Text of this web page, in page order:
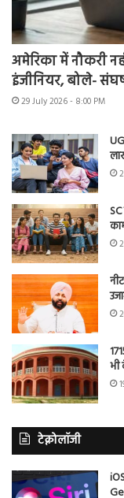
अमेरिका में नौकरी
इंजीनियर, बोले-
29 July 2026 - 8:00 PM
भी
टेक्नोलॉजी